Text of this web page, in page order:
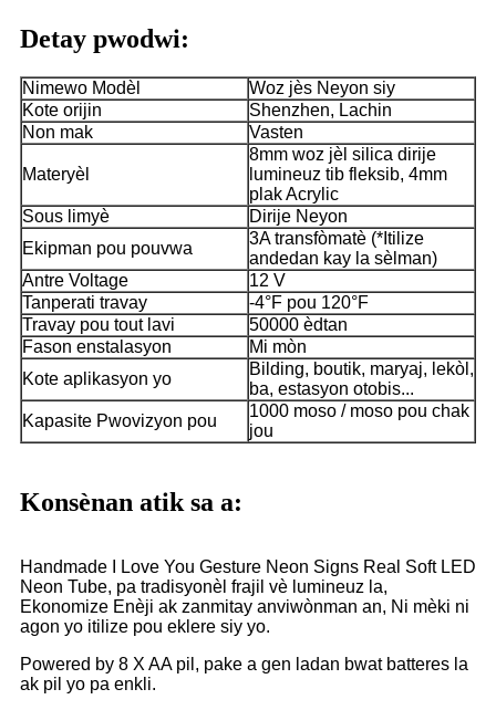
Detay pwodwi:
Nimewo Modèl
Woz jès Neyon siy
Kote orijin
Shenzhen, Lachin
Non mak
Vasten
Materyèl
8mm woz jèl silica dirije
lumineuz tib fleksib, 4mm
plak Acrylic
Sous limyè
Dirije Neyon
Ekipman pou pouvwa
3A transfòmatè (*Itilize
andedan kay la sèlman)
Antre Voltage
12 V
Tanperati travay
-4°F pou 120°F
Travay pou tout lavi
50000 èdtan
Fason enstalasyon
Mi mòn
Kote aplikasyon yo
Bilding, boutik, maryaj, lekòl,
ba, estasyon otobis...
Kapasite Pwovizyon pou
1000 moso / moso pou chak
jou
Konsènan atik sa a:
Handmade I Love You Gesture Neon Signs Real Soft LED
Neon Tube, pa tradisyonèl frajil vè lumineuz la,
Ekonomize Enèji ak zanmitay anviwònman an, Ni mèki ni
agon yo itilize pou eklere siy yo.
Powered by 8 X AA pil, pake a gen ladan bwat batteres la
ak pil yo pa enkli.